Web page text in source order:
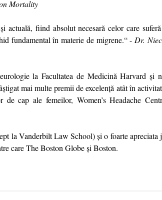
Mortality
actuală, fiind absolut necesară celor care
fundamental în materie de migrene.“ - Dr.
la Facultatea de Medicină Harvard
mai multe premii de excelență atât în
de cap ale femeilor, Women’s Headache
la Vanderbilt Law School) și o foarte apreciata
care The Boston Globe și Boston.